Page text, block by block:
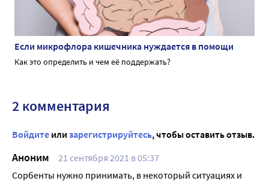
Если микрофлора кишечника нуждается в помощи
Как это определить и чем её поддержать?
2 комментария
Войдите или зарегистрируйтесь, чтобы оставить отзыв.
Аноним
21 сентября 2021 в 05:37
Сорбенты нужно принимать, в некоторый ситуациях и